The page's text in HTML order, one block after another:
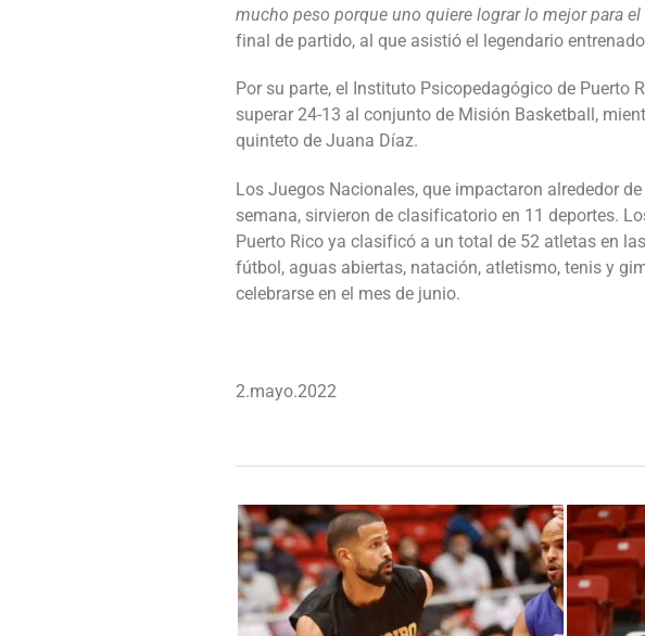
mucho peso porque uno quiere lograr lo mejor para
final de partido, al que asistió el legendario
Por su parte, el Instituto Psicopedagógico de Puerto
superar 24-13 al conjunto de Misión Basketball,
quinteto de Juana Díaz.
Los Juegos Nacionales, que impactaron alrededor
semana, sirvieron de clasificatorio en 11 deportes.
Puerto Rico ya clasificó a un total de 52 atletas en
fútbol, aguas abiertas, natación, atletismo, tenis y
celebrarse en el mes de junio.
2.mayo.2022